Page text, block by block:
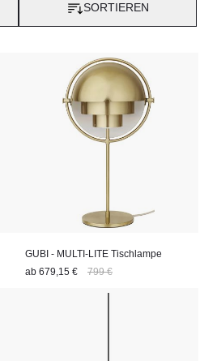
ruht dieses
der die beiden viertelsphärischen
ist ein ikonisches Meisterwerk,
die Atmosphäre jeder
Erhellen Sie Ihren Raum und
Lauf mit der Multi-Lite
SORTIEREN
GUBI - MULTI-LITE Tischlampe
ab 679,15 € 799 €